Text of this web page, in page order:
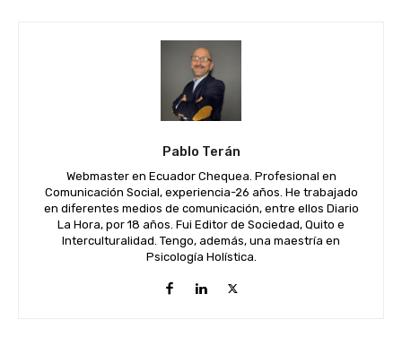
Pablo Terán
Webmaster en Ecuador Chequea. Profesional en
Comunicación Social, experiencia-26 años. He trabajado
en diferentes medios de comunicación, entre ellos Diario
La Hora, por 18 años. Fui Editor de Sociedad, Quito e
Interculturalidad. Tengo, además, una maestría en
Psicología Holística.